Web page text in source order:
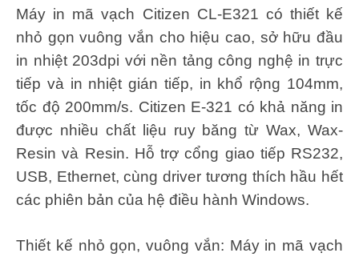
Máy in mã vạch Citizen CL-E321 có thiết kế
nhỏ gọn vuông vắn cho hiệu cao, sở hữu đầu
in nhiệt 203dpi với nền tảng công nghệ in trực
tiếp và in nhiệt gián tiếp, in khổ rộng 104mm,
tốc độ 200mm/s. Citizen E-321 có khả năng in
được nhiều chất liệu ruy băng từ Wax, Wax-
Resin và Resin. Hỗ trợ cổng giao tiếp RS232,
USB, Ethernet, cùng driver tương thích hầu hết
các phiên bản của hệ điều hành Windows.
Thiết kế nhỏ gọn, vuông vắn: Máy in mã vạch